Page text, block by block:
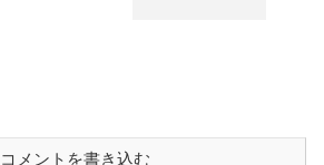
コメントを書き込む